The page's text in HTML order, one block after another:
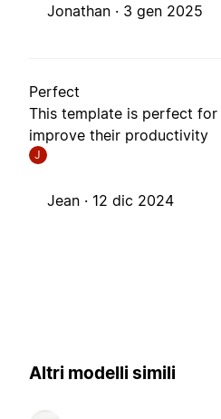
Jonathan · 3 gen 2025
Perfect
This template is perfect
improve their productivity
J
Jean · 12 dic 2024
Altri modelli simili